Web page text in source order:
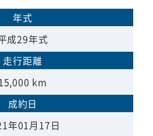
年式
成29年式
走行距離
15,000 km
成約日
年01月17日